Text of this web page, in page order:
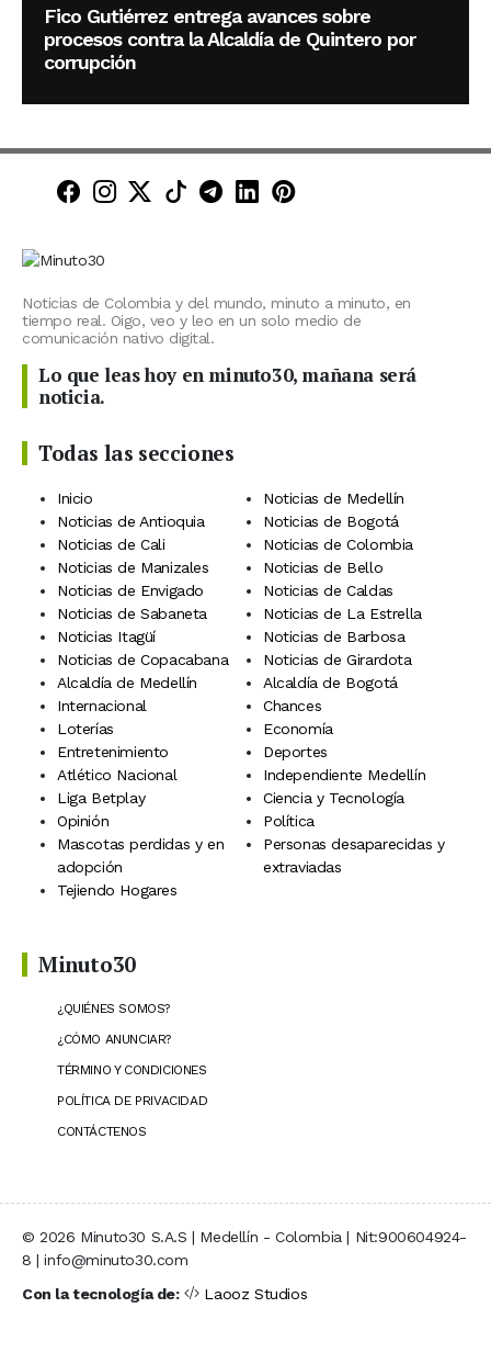
Fico Gutiérrez entrega avances sobre
procesos contra la Alcaldía de Quintero por
corrupción
Minuto30 en Facebook
Minuto30 en Instagram
Minuto30 en X (Twitter)
Minuto30 en TikTok
Canal de Minuto30 en
Minuto30 en LinkedIn
Minuto30 en
Noticias de Colombia y del mundo, minuto a minuto, en
tiempo real. Oigo, veo y leo en un solo medio de
comunicación nativo digital.
Lo que leas hoy en minuto30, mañana será
noticia.
Todas las secciones
Inicio
Noticias de Medellín
Noticias de Antioquia
Noticias de Bogotá
Noticias de Cali
Noticias de Colombia
Noticias de Manizales
Noticias de Bello
Noticias de Envigado
Noticias de Caldas
Noticias de Sabaneta
Noticias de La Estrella
Noticias Itagüí
Noticias de Barbosa
Noticias de Copacabana
Noticias de Girardota
Alcaldía de Medellín
Alcaldía de Bogotá
Internacional
Chances
Loterías
Economía
Entretenimiento
Deportes
Atlético Nacional
Independiente Medellín
Liga Betplay
Ciencia y Tecnología
Opinión
Política
Mascotas perdidas y en
adopción
Personas desaparecidas y
extraviadas
Tejiendo Hogares
Minuto30
¿QUIÉNES SOMOS?
¿CÓMO ANUNCIAR?
TÉRMINO Y CONDICIONES
POLÍTICA DE PRIVACIDAD
CONTÁCTENOS
© 2026 Minuto30 S.A.S | Medellín - Colombia | Nit:900604924-
8 | info@minuto30.com
Con la tecnología de:
Laooz Studios